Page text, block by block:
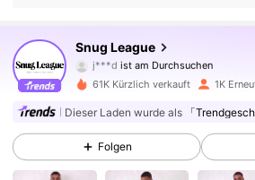
Snug League
j***dist am Durchsuchen
4,68
2.9K Follower
4,68 2.9K Follower
4,68 2.9K Follower
61K Kürzlich verkauft 1K
Dieser Laden wurde als 「
Folgen